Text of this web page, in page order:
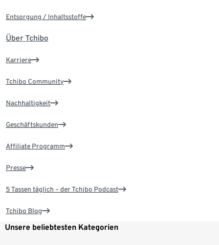
Entsorgung / Inhaltsstoffe
Über Tchibo
Karriere
Tchibo Community
Nachhaltigkeit
Geschäftskunden
Affiliate Programm
Presse
5 Tassen täglich – der Tchibo Podcast
Tchibo Blog
Unsere beliebtesten Kategorien